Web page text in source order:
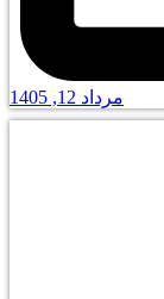
مرداد 12, 1405